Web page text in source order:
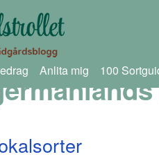
Anlita mig 100